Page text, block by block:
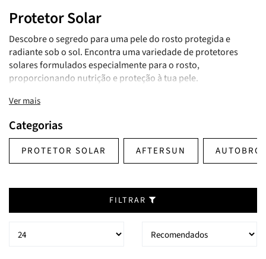
Protetor Solar
Descobre o segredo para uma pele do rosto protegida e
radiante sob o sol. Encontra uma variedade de protetores
solares formulados especialmente para o rosto,
proporcionando nutrição e proteção à tua pele.
Ver mais
Categorias
PROTETOR SOLAR AFTERSUN
FILTRAR